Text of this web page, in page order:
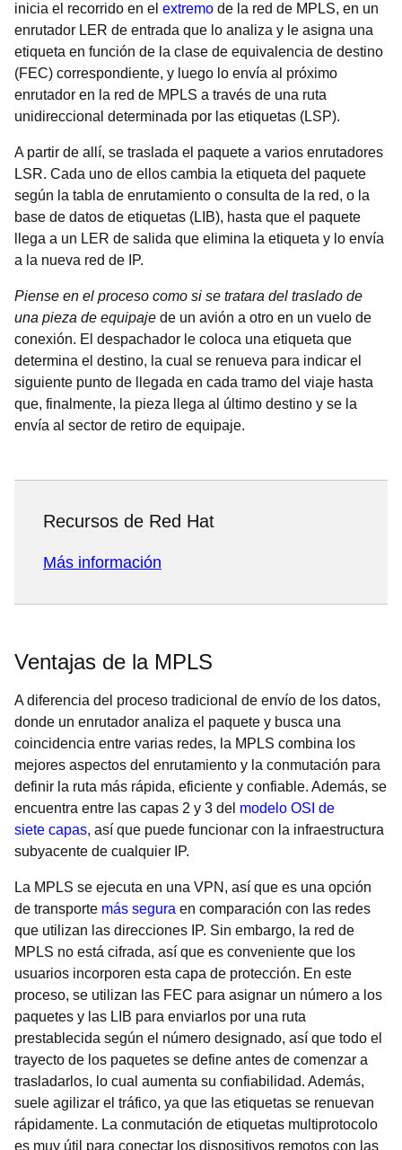
inicia el recorrido en el extremo de la red de MPLS, en un
enrutador LER de entrada que lo analiza y le asigna una
etiqueta en función de la clase de equivalencia de destino
(FEC) correspondiente, y luego lo envía al próximo
enrutador en la red de MPLS a través de una ruta
unidireccional determinada por las etiquetas (LSP).
A partir de allí, se traslada el paquete a varios enrutadores
LSR. Cada uno de ellos cambia la etiqueta del paquete
según la tabla de enrutamiento o consulta de la red, o la
base de datos de etiquetas (LIB), hasta que el paquete
llega a un LER de salida que elimina la etiqueta y lo envía
a la nueva red de IP.
Piense en el proceso como si se tratara del traslado de
una pieza de equipaje de un avión a otro en un vuelo de
conexión. El despachador le coloca una etiqueta que
determina el destino, la cual se renueva para indicar el
siguiente punto de llegada en cada tramo del viaje hasta
que, finalmente, la pieza llega al último destino y se la
envía al sector de retiro de equipaje.
Recursos de Red Hat
Más información
Ventajas de la MPLS
A diferencia del proceso tradicional de envío de los datos,
donde un enrutador analiza el paquete y busca una
coincidencia entre varias redes, la MPLS combina los
mejores aspectos del enrutamiento y la conmutación para
definir la ruta más rápida, eficiente y confiable. Además, se
encuentra entre las capas 2 y 3 del modelo OSI de
siete capas, así que puede funcionar con la infraestructura
subyacente de cualquier IP.
La MPLS se ejecuta en una VPN, así que es una opción
de transporte más segura en comparación con las redes
que utilizan las direcciones IP. Sin embargo, la red de
MPLS no está cifrada, así que es conveniente que los
usuarios incorporen esta capa de protección. En este
proceso, se utilizan las FEC para asignar un número a los
paquetes y las LIB para enviarlos por una ruta
prestablecida según el número designado, así que todo el
trayecto de los paquetes se define antes de comenzar a
trasladarlos, lo cual aumenta su confiabilidad. Además,
suele agilizar el tráfico, ya que las etiquetas se renuevan
rápidamente. La conmutación de etiquetas multiprotocolo
es muy útil para conectar los dispositivos remotos con las